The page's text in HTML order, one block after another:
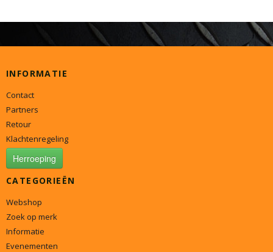
INFORMATIE
Contact
Partners
Retour
Klachtenregeling
Herroeping
CATEGORIEËN
Webshop
Zoek op merk
Informatie
Evenementen